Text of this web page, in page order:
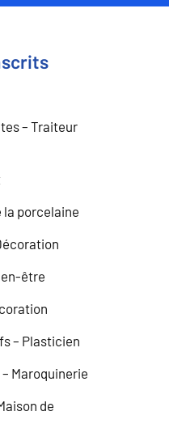
– Traiteur
la porcelaine
être
– Plasticien
Maroquinerie
de